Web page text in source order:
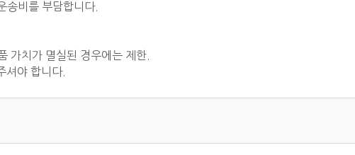
송비를 부담합니다.
가치가 멸실된 경우에는 제한.
셔야 합니다.